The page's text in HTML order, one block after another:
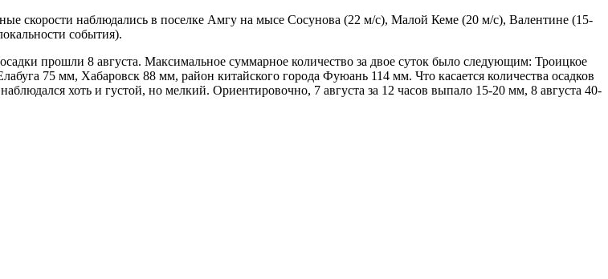
скорости наблюдались в поселке Амгу на мысе Сосунова (22 м/с), Малой Кеме (20 м/с), Валентине (15-
события).
прошли 8 августа. Максимальное суммарное количество за двое суток было следующим: Троицкое
75 мм, Хабаровск 88 мм, район китайского города Фуюань 114 мм. Что касается количества осадков
хоть и густой, но мелкий. Ориентировочно, 7 августа за 12 часов выпало 15-20 мм, 8 августа 40-